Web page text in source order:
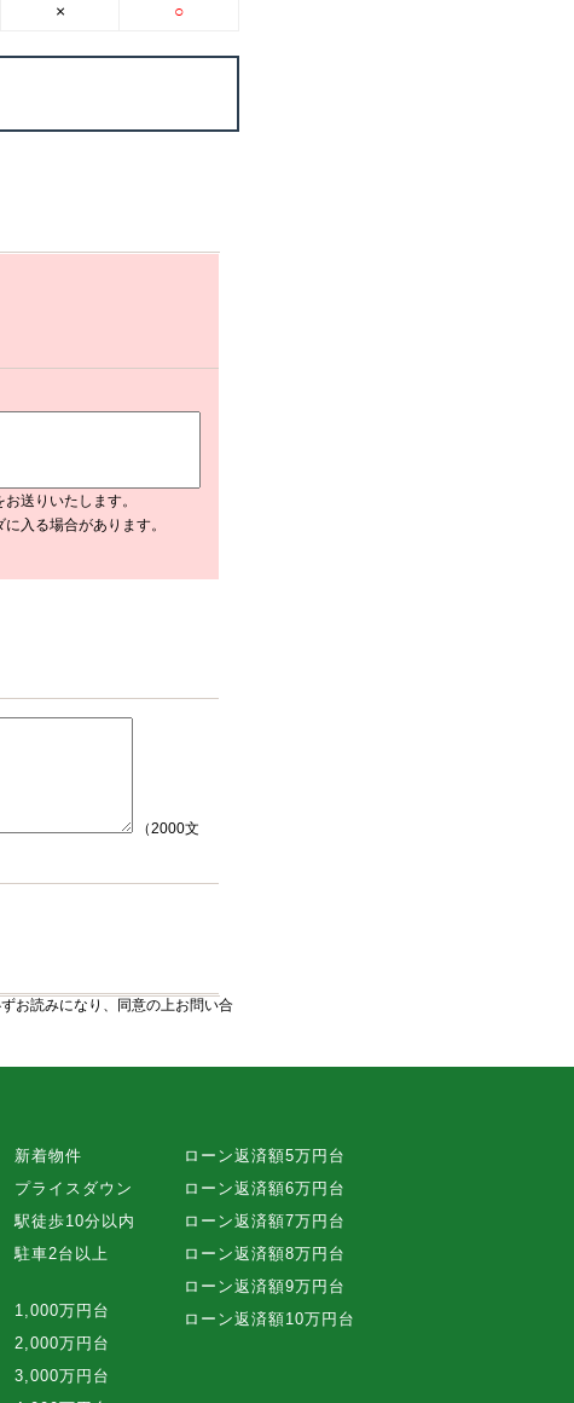
×
○
送りいたします。
入る場合があります。
（2000文
お読みになり、同意の上お問い合
新着物件
プライスダウン
駅徒歩10分以内
駐車2台以上
1,000万円台
2,000万円台
3,000万円台
ローン返済額5万円台
ローン返済額6万円台
ローン返済額7万円台
ローン返済額8万円台
ローン返済額9万円台
ローン返済額10万円台